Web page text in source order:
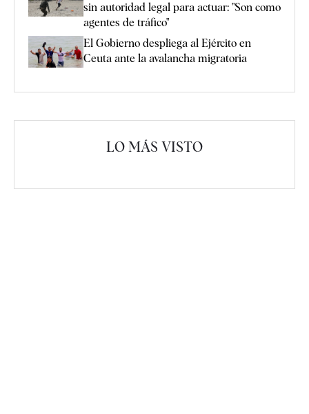
sin autoridad legal para actuar: "Son como
agentes de tráfico"
El Gobierno despliega al Ejército en
Ceuta ante la avalancha migratoria
LO MÁS VISTO